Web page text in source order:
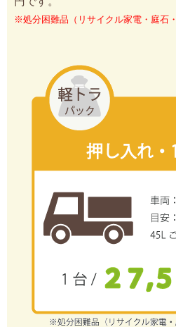
※処分困難品（リサイクル家電・庭石